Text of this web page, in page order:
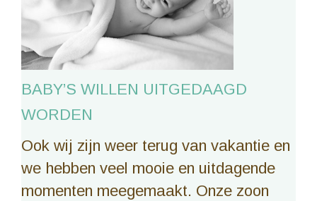
BABY’S WILLEN UITGEDAAGD
WORDEN
Ook wij zijn weer terug van vakantie en
we hebben veel mooie en uitdagende
momenten meegemaakt. Onze zoon